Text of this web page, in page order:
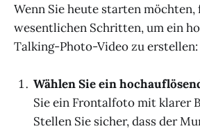
Wenn Sie heute starten möchten,
wesentlichen Schritten, um ein
Talking-Photo-Video zu erstellen:
Wählen Sie ein
Sie ein Frontalfoto mit klarer
Stellen Sie sicher, dass der